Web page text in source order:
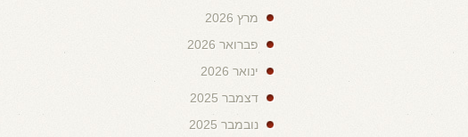
מרץ 2026
פברואר 2026
ינואר 2026
דצמבר 2025
נובמבר 2025